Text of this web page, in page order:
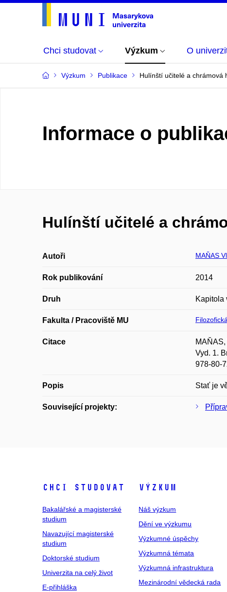
Chci studovat Výzkum O
Výzkum Publikace Hulínští učitelé a chrámová
Informace o
Hulínští učitelé a
Autoři MAŇAS
Rok publikování 2014
Druh Kapitola
Fakulta / Pracoviště MU
Citace
Vyd. 1.
978-80-
Popis Stať je
Související projekty:
Chci studovat
Bakalářské a magisterské
studium
Navazující magisterské
studium
Doktorské studium
Univerzita na celý život
E-přihláška
Výzkum
Náš výzkum
Dění ve výzkumu
Výzkumné úspěchy
Výzkumná témata
Výzkumná infrastruktura
Mezinárodní vědecká rada